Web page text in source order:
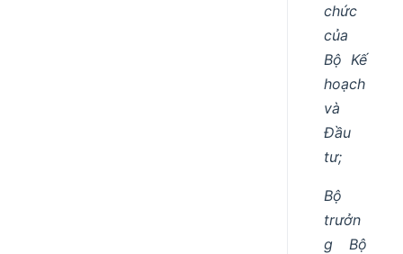
chức
của
Bộ Kế
hoạch
và
Đầu
tư;
Bộ
trưởn
g Bộ